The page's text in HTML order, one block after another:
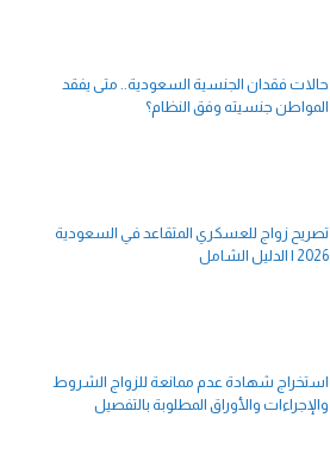
حالات فقدان الجنسية السعودية.. متى يفقد
المواطن جنسيته وفق النظام؟
تصريح زواج للعسكري المتقاعد في السعودية
2026 | الدليل الشامل
استخراج شهادة عدم ممانعة للزواج الشروط
والإجراءات والأوراق المطلوبة بالتفصيل